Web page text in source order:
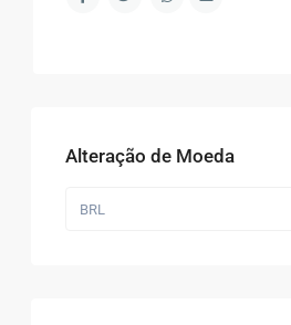
Alteração de Moeda
BRL